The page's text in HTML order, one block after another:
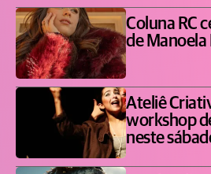
Coluna RC
de Manoela
Ateliê
workshop
neste